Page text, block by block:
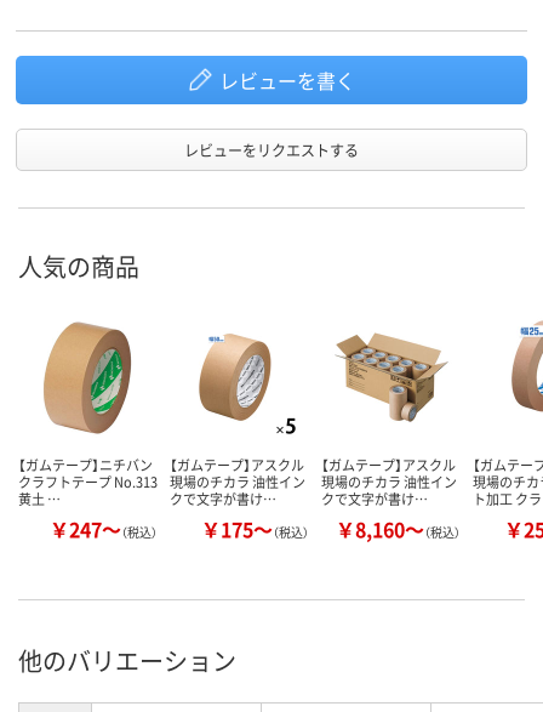
レビューを書く
レビューをリクエストする
人気の商品
【ガムテープ】ニチバン
クラフトテープ No.313
黄土 …
￥247～（税込）
【ガムテープ】アスクル
現場のチカラ 油性イン
クで文字が書け…
￥175～（税込）
【ガムテープ】アスクル
現場のチカラ 油性イン
クで文字が書け…
￥8,160～（税込）
【ガムテー
現場のチ
ト加工 ク
￥
他のバリエーション